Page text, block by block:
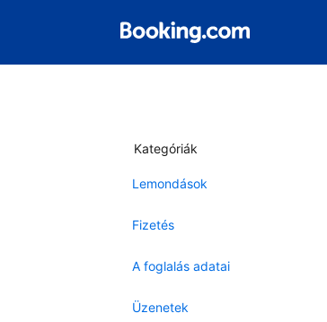
Kategóriák
Lemondások
Fizetés
A foglalás adatai
Üzenetek